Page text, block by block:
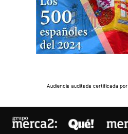
Audiencia auditada certificada por